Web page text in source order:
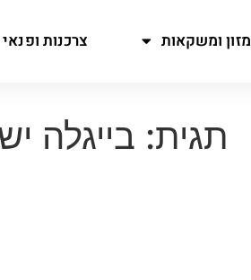
מזון ומשקאות צרכנות ופנאי
תגית: בייגלה